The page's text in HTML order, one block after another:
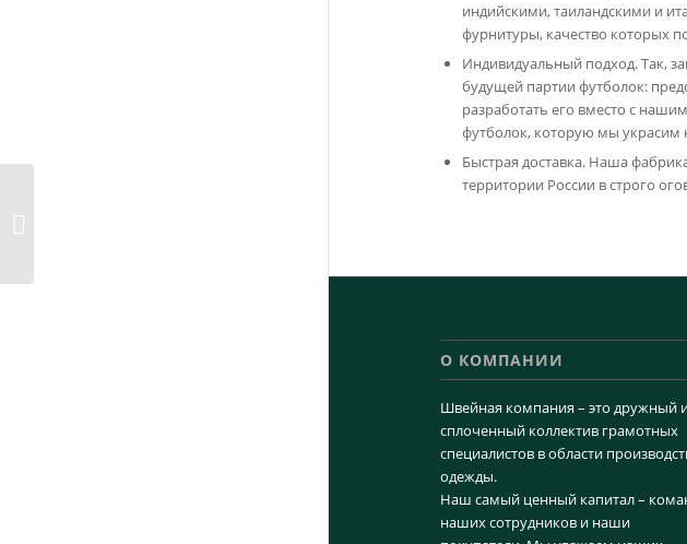
индийскими, таиландскими и
фурнитуры, качество которых
Индивидуальный подход. Так,
будущей партии футболок:
разработать его вместо с
футболок, которую мы
Быстрая доставка. Наша
территории России в строго
О КОМПАНИИ
Швейная компания – это дружный
сплоченный коллектив грамотных
специалистов в области
одежды.
Наш самый ценный капитал –
наших сотрудников и наши